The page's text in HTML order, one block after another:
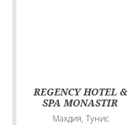
REGENCY HOTEL &
SPA MONASTIR
Махдия, Тунис